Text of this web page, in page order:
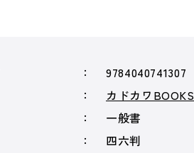
9784040741307
カドカワBOOKS
一般書
四六判